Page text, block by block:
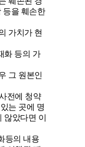
등을 훼손한
가치가 현
화 등의 가
그 원본인
전에 청약
는 곳에 명
않았다면 이
등의 내용